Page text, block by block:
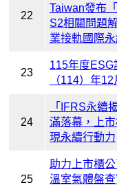
22
Taiwan發布
S2相關問題
業接軌國際
23
115年度ESG
（114）年
24
「IFRS永續
滿落幕，上
現永續行動力
25
助力上市櫃
溫室氣體盤